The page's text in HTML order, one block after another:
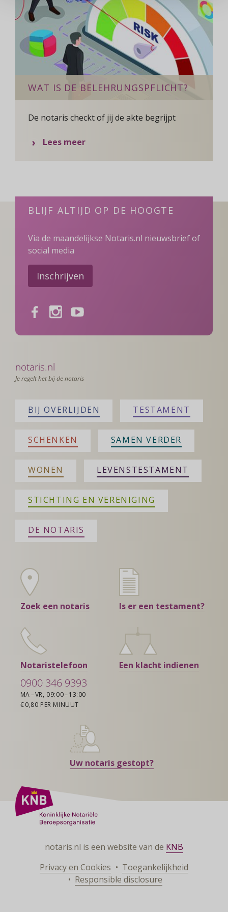
WAT IS DE BELEHRUNGSPFLICHT?
De notaris checkt of jij de akte begrijpt
Lees meerover
BLIJF ALTIJD OP DE HOOGTE
Via de maandelijkse Notaris.nl nieuwsbrief of
social media
Inschrijven
FacebookInstagramYoutube
notaris.nl
Je regelt het bij de notaris
BIJ OVERLIJDEN TESTAMENT
SCHENKEN SAMEN VERDER
WONEN LEVENSTESTAMENT
STICHTING EN VERENIGING
DE NOTARIS
Zoek een notaris Is er een testament?
Notaristelefoon
0900 346 9393
MA – VR, 09:00 – 13:00
€ 0,80 PER MINUUT
Een klacht indienen
Uw notaris gestopt?
notaris.nl is een website van de KNB
Privacy en Cookies
Toegankelijkheid
Responsible disclosure